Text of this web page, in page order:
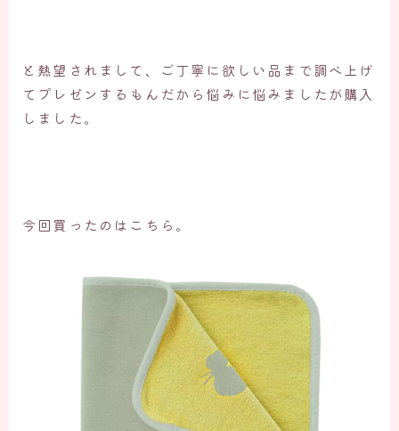
と熱望されまして、ご丁寧に欲しい品まで調べ上げ
てプレゼンするもんだから悩みに悩みましたが購入
しました。
今回買ったのはこちら。